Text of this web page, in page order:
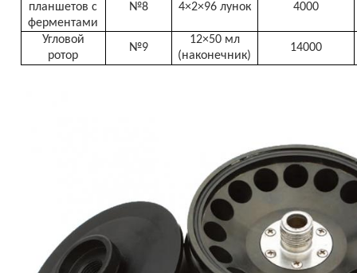
планшетов с
ферментами
№8 4×2×96 лунок 4000
Угловой
ротор
№9
12×50 мл
(наконечник)
14000